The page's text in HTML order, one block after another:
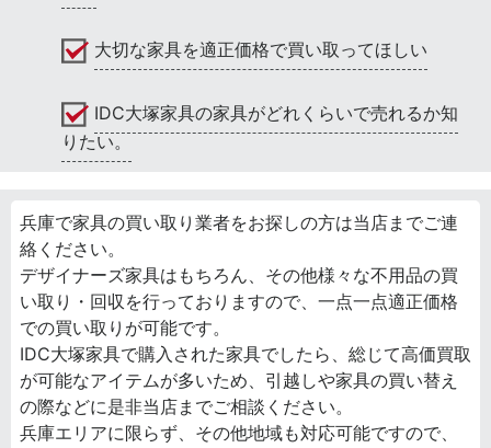
大切な家具を適正価格で買い取ってほしい
IDC大塚家具の家具がどれくらいで売れるか知
りたい。
兵庫で家具の買い取り業者をお探しの方は当店までご連
絡ください。
デザイナーズ家具はもちろん、その他様々な不用品の買
い取り・回収を行っておりますので、一点一点適正価格
での買い取りが可能です。
IDC大塚家具で購入された家具でしたら、総じて高価買取
が可能なアイテムが多いため、引越しや家具の買い替え
の際などに是非当店までご相談ください。
兵庫エリアに限らず、その他地域も対応可能ですので、